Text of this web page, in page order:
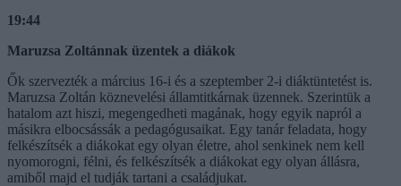
19:44
Maruzsa Zoltánnak üzentek a diákok
Ők szervezték a március 16-i és a szeptember 2-i diáktüntetést is.
Maruzsa Zoltán köznevelési államtitkárnak üzennek. Szerintük a
hatalom azt hiszi, megengedheti magának, hogy egyik napról a
másikra elbocsássák a pedagógusaikat. Egy tanár feladata, hogy
felkészítsék a diákokat egy olyan életre, ahol senkinek nem kell
nyomorogni, félni, és felkészítsék a diákokat egy olyan állásra,
amiből majd el tudják tartani a családjukat.